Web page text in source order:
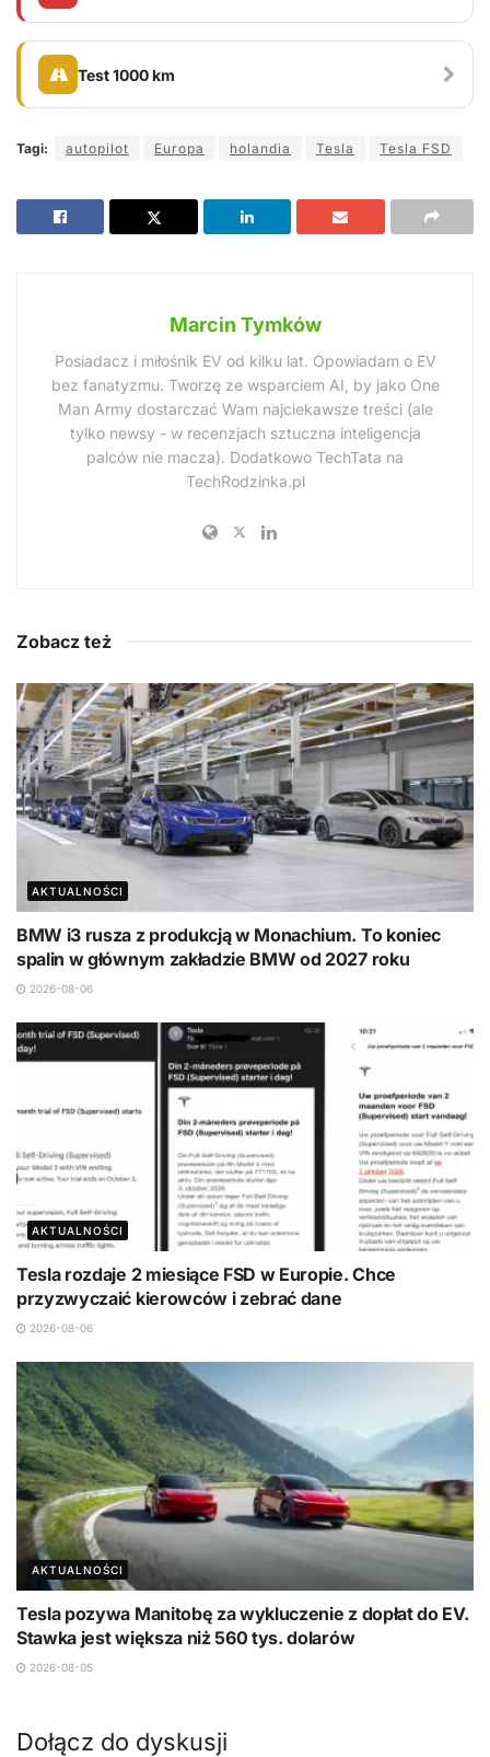
Test 1000 km
Tagi: autopilot Europa holandia Tesla Tesla FSD
Marcin Tymków
Posiadacz i miłośnik EV od kilku lat. Opowiadam o EV
bez fanatyzmu. Tworzę ze wsparciem AI, by jako One
Man Army dostarczać Wam najciekawsze treści (ale
tylko newsy - w recenzjach sztuczna inteligencja
palców nie macza). Dodatkowo TechTata na
TechRodzinka.pl
Zobacz też
AKTUALNOŚCI
BMW i3 rusza z produkcją w Monachium. To koniec
spalin w głównym zakładzie BMW od 2027 roku
2026-08-06
AKTUALNOŚCI
Tesla rozdaje 2 miesiące FSD w Europie. Chce
przyzwyczaić kierowców i zebrać dane
2026-08-06
AKTUALNOŚCI
Tesla pozywa Manitobę za wykluczenie z dopłat do EV.
Stawka jest większa niż 560 tys. dolarów
2026-08-05
Dołącz do dyskusji